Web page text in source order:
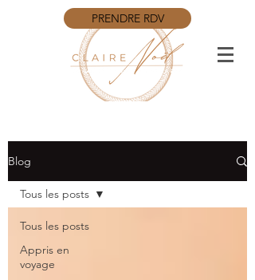
PRENDRE RDV
Blog
Tous les posts
Appris en
voyage
Tous les posts